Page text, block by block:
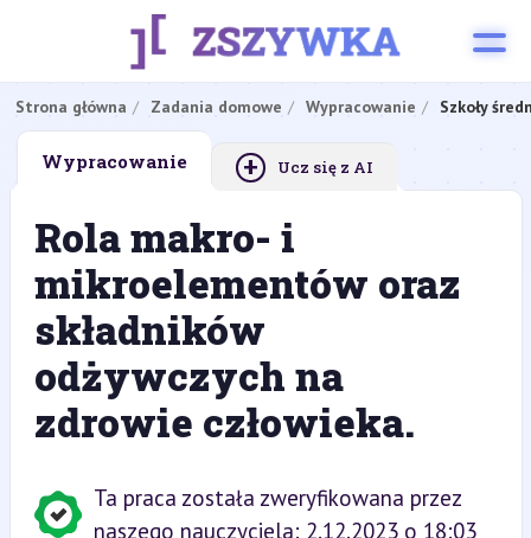
Strona główna Zadania domowe Wypracowanie Szkoły
Wypracowanie + Ucz się z AI
Rola makro- i
mikroelementów oraz
składników
odżywczych na
zdrowie człowieka.
Ta praca została zweryfikowana przez
naszego nauczyciela: 2.12.2023 o 18:03